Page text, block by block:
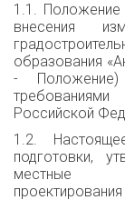
1.1. Положение
внесения
образования
-
Российской
1.2.
подготовки,
местные